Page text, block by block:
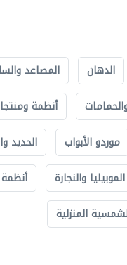
الدهان المصاعد
أنظمة
موردو الأبواب
الحديد
الموبيليا والنجارة
المنزلية